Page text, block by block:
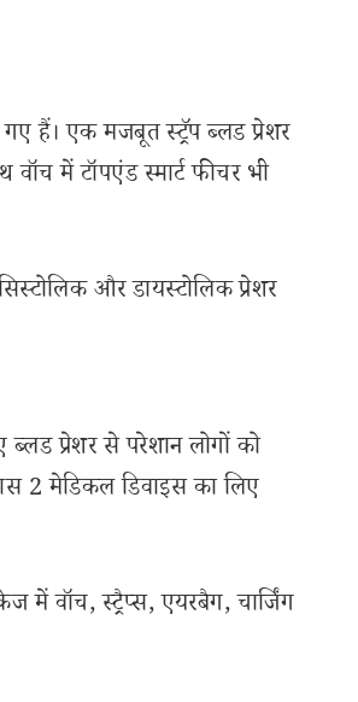
हैं। एक मजबूत स्ट्रॅप ब्लड प्रेशर
में टॉपएंड स्मार्ट फीचर भी
और डायस्टोलिक प्रेशर
प्रेशर से परेशान लोगों को
2 मेडिकल डिवाइस का लिए
में वॉच, स्ट्रैप्स, एयरबैग, चार्जिंग